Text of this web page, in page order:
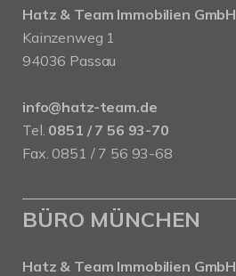
Hatz & Team Immobilien GmbH
Kainzenweg 1
94036 Passau
info@hatz-team.de
Tel. 0851 / 7 56 93-70
Fax. 0851 / 7 56 93-68
BÜRO MÜNCHEN
Hatz & Team Immobilien GmbH